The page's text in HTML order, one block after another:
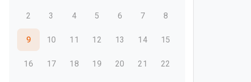
2 3 4 5 6 7 8
9 10 11 12 13 14 15
16 17 18 19 20 21 22